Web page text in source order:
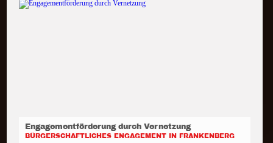
Engagementförderung durch Vernetzung
BÜRGERSCHAFTLICHES ENGAGEMENT IN FRANKENBERG